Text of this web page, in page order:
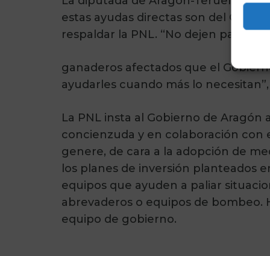
estas ayudas directas son del
respaldar la PNL. “No dejen pasar
ganaderos afectados que el
ayudarles cuando más lo
La PNL insta al Gobierno de Aragón
concienzuda y en colaboración con
genere, de cara a la adopción de
los planes de inversión planteados
equipos que ayuden a paliar
abrevaderos o equipos de bombeo.
equipo de gobierno.